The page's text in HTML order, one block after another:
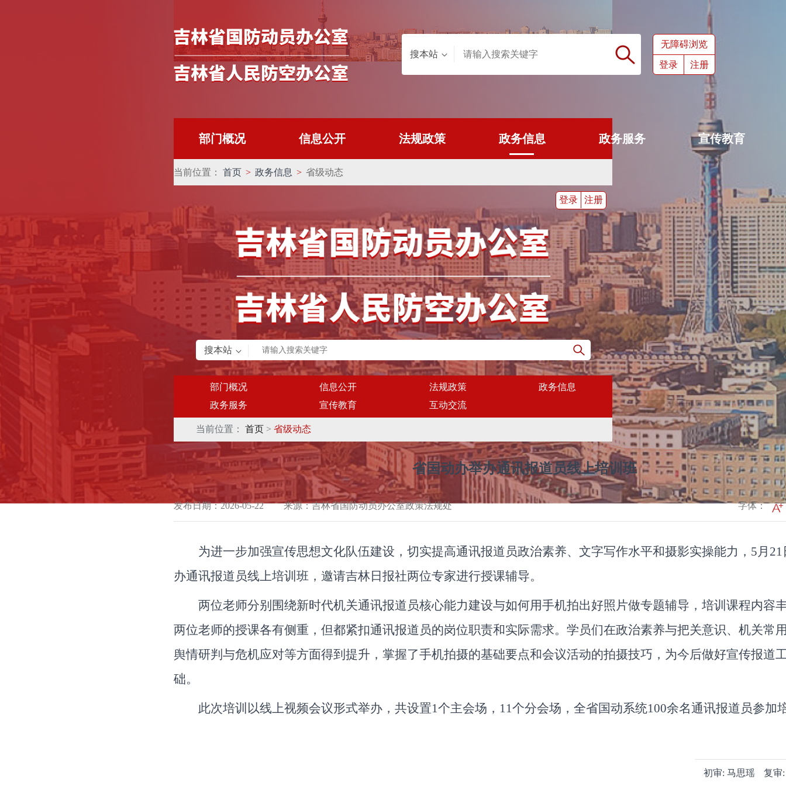
搜本站
无障碍浏览
登录 注册
部门概况 信息公开 法规政策 政务信息 政务服务 宣传教育
当前位置： 首页 > 政务信息 > 省级动态
登录 注册
搜本站
部门概况 信息公开 法规政策
政务信息
政务服务
宣传教育 互动交流
当前位置： 首页> 省级动态
省国动办举办通讯报道员线上培训班
发布日期：2026-05-22 来源：吉林省国防动员办公室政策法规处 字体：
为进一步加强宣传思想文化队伍建设，切实提高通讯报道员政治素养、文字写作水平和摄影实操能力，5月
办通讯报道员线上培训班，邀请吉林日报社两位专家进行授课辅导。
两位老师分别围绕新时代机关通讯报道员核心能力建设与如何用手机拍出好照片做专题辅导，培训课程内容
两位老师的授课各有侧重，但都紧扣通讯报道员的岗位职责和实际需求。学员们在政治素养与把关意识、机关常
舆情研判与危机应对等方面得到提升，掌握了手机拍摄的基础要点和会议活动的拍摄技巧，为今后做好宣传报道
础。
此次培训以线上视频会议形式举办，共设置1个主会场，11个分会场，全省国动系统100余名通讯报道员参加
初审: 马思瑶 复审